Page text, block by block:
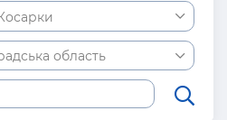
область